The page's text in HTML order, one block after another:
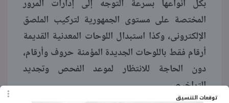
توقعات التنسيق
بكل أنواعها بسرعة التوجه إلى إدارات المرور
المختصة على مستوى الجمهورية لتركيب الملصق
الإلكترونى، وكذا استبدال اللوحات المعدنية القديمة
أرقام فقط باللوحات الجديدة المؤمنة حروف وأرقام،
دون الحاجة للانتظار لموعد الفحص وتجديد
التراخيص.